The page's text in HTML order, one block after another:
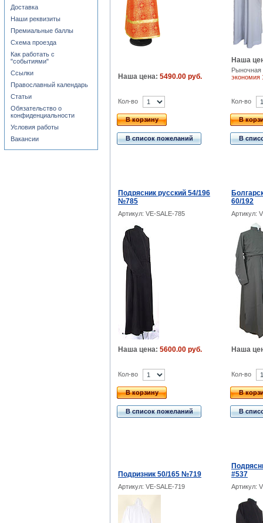
Наша цена: 5490.00 руб.
Наша
экономия
Кол-во
В корзину
В список пожеланий
Кол-во
В
В
Подрясник русский 54/196
№785
60/192
Артикул: VE-SALE-785 Артикул:
Наша цена: 5600.00 руб. Наша
Кол-во
В корзину
В список пожеланий
Кол-во
В
В
Подризник 50/165 №719
#537
Артикул: VE-SALE-719 Артикул:
Доставка
Наши реквизиты
Премиальные баллы
Схема проезда
Как работать с
"событиями"
Ссылки
Православный календарь
Статьи
Обязательство о
конфиденциальности
Условия работы
Вакансии